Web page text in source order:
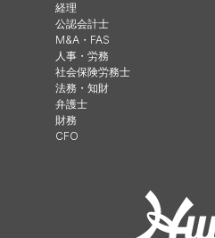
経理
公認会計士
M&A・FAS
人事・労務
社会保険労務士
法務・知財
弁護士
財務
CFO